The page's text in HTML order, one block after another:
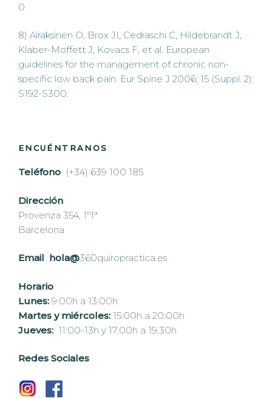
0
8) Airaksinen O, Brox JI, Cedraschi C, Hildebrandt J,
Klaber-Moffett J, Kovacs F, et al. European
guidelines for the management of chronic non-
specific low back pain. Eur Spine J 2006; 15 (Suppl. 2):
S192-S300.
ENCUÉNTRANOS
Teléfono (+34) 639 100 185
Dirección
Provenza 354, 1º1ª
Barcelona
Email hola@360quiropractica.es
Horario
Lunes: 9:00h a 13:00h
Martes y miércoles: 15:00h a 20:00h
Jueves: 11:00-13h y 17:00h a 19.30h
Redes Sociales